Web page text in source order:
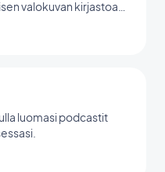
valokuvan kirjastoa
luomasi podcastit